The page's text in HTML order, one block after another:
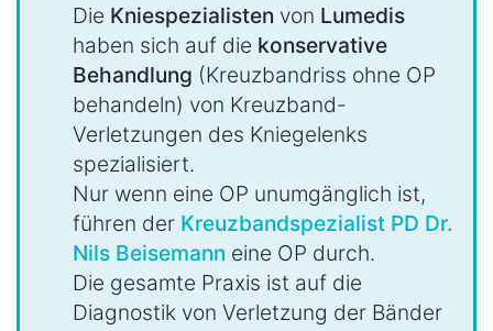
Die Kniespezialisten von Lumedis
haben sich auf die konservative
Behandlung (Kreuzbandriss ohne OP
behandeln) von Kreuzband-
Verletzungen des Kniegelenks
spezialisiert.
Nur wenn eine OP unumgänglich ist,
führen der Kreuzbandspezialist PD Dr.
Nils Beisemann eine OP durch.
Die gesamte Praxis ist auf die
Diagnostik von Verletzung der Bänder